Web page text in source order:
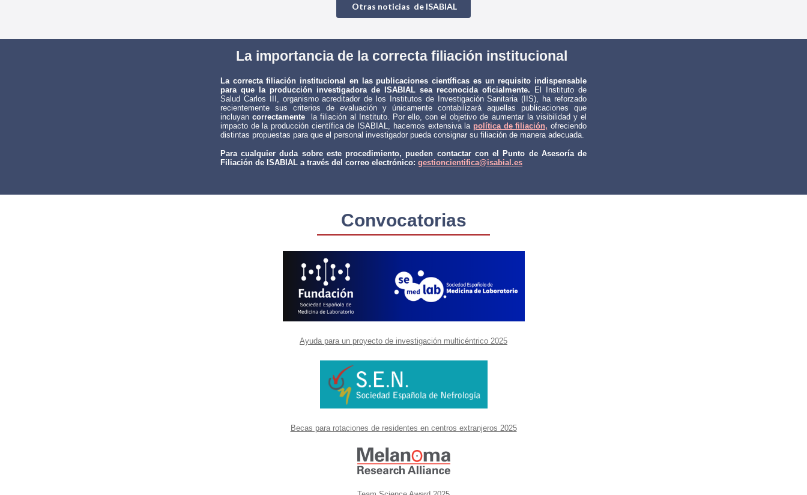
Otras noticias de ISABIAL
La importancia de la correcta filiación institucional
La correcta filiación institucional en las publicaciones científicas es un requisito indispensable
para que la producción investigadora de ISABIAL sea reconocida oficialmente. El Instituto de
Salud Carlos III, organismo acreditador de los Institutos de Investigación Sanitaria (IIS), ha reforzado
recientemente sus criterios de evaluación y únicamente contabilizará aquellas publicaciones que
incluyancorrectamente
la filiación al Instituto. Por ello, con el objetivo de aumentar la visibilidad y el
impacto de la producción científica de ISABIAL, hacemos extensiva la política de filiación, ofreciendo
distintas propuestas para que el personal investigador pueda consignar su filiación de manera adecuada.
Para cualquier duda sobre este procedimiento, pueden contactar con el Punto de Asesoría de
Filiación de ISABIAL a través del correo electrónico: gestioncientifica@isabial.es
Convocatorias
Ayuda para un proyecto de investigación multicéntrico 2025
Becas para rotaciones de residentes en centros extranjeros 2025